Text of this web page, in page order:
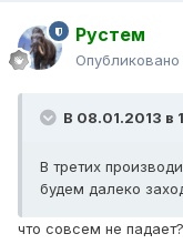
Рустем
Опубликовано
В 08.01.2013 в
В третих
будем далеко
что совсем не падает?